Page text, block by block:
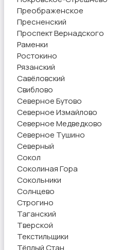
Преображенское
Пресненский
Проспект Вернадского
Раменки
Ростокино
Рязанский
Савёловский
Свиблово
Северное Бутово
Северное Измайлово
Северное Медведково
Северное Тушино
Северный
Сокол
Соколиная Гора
Сокольники
Солнцево
Строгино
Таганский
Тверской
Текстильщики
Тёплый Стан